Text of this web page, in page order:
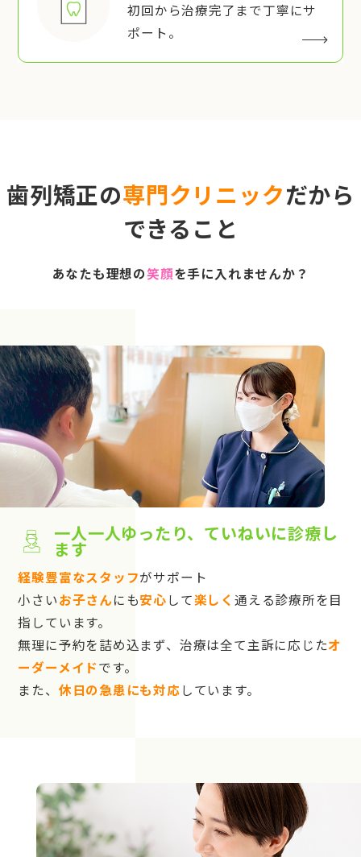
初回から治療完了まで丁寧にサ
ポート。
歯列矯正の専門クリニックだから
できること
あなたも理想の笑顔を手に入れませんか？
一人一人ゆったり、ていねいに診療し
ます
経験豊富なスタッフがサポート
小さいお子さんにも安心して楽しく 通える診療所を目
指しています。
無理に予約を詰め込まず、治療は全て主訴に応じたオ
ーダーメイドです。
また、 休日の急患にも対応しています。